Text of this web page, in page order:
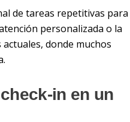
de tareas repetitivas para
personalizada o la
donde muchos
in en un